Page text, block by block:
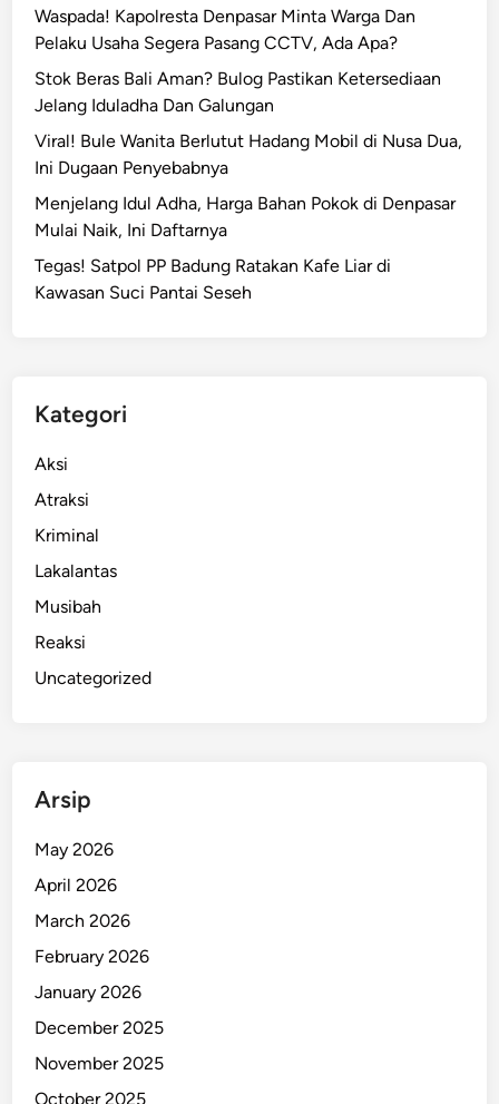
Waspada! Kapolresta Denpasar Minta Warga Dan
Pelaku Usaha Segera Pasang CCTV, Ada Apa?
Stok Beras Bali Aman? Bulog Pastikan Ketersediaan
Jelang Iduladha Dan Galungan
Viral! Bule Wanita Berlutut Hadang Mobil di Nusa Dua,
Ini Dugaan Penyebabnya
Menjelang Idul Adha, Harga Bahan Pokok di Denpasar
Mulai Naik, Ini Daftarnya
Tegas! Satpol PP Badung Ratakan Kafe Liar di
Kawasan Suci Pantai Seseh
Kategori
Aksi
Atraksi
Kriminal
Lakalantas
Musibah
Reaksi
Uncategorized
Arsip
May 2026
April 2026
March 2026
February 2026
January 2026
December 2025
November 2025
October 2025